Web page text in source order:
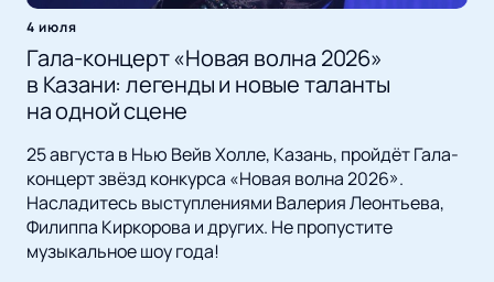
4 июля
Гала-концерт «Новая волна 2026»
в Казани: легенды и новые таланты
на одной сцене
25 августа в Нью Вейв Холле, Казань, пройдёт Гала-
концерт звёзд конкурса «Новая волна 2026».
Насладитесь выступлениями Валерия Леонтьева,
Филиппа Киркорова и других. Не пропустите
музыкальное шоу года!